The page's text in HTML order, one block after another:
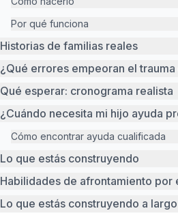
Por qué funciona
Historias de familias reales
¿Qué errores empeoran el
Qué esperar: cronograma realista
¿Cuándo necesita mi hijo ayuda
Cómo encontrar ayuda cualificada
Lo que estás construyendo
Habilidades de afrontamiento por
Lo que estás construyendo a